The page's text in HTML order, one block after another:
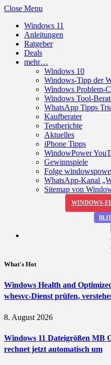
Close Menu
Windows 11
Anleitungen
Ratgeber
Deals
mehr…
Windows 10
Windows-Tipp der
Windows Problem-
Windows Tool-
WhatsApp Tipps
Kaufberater
Testberichte
Aktuelles
iPhone Tipps
WindowPower
Gewinnspiele
Folge
WhatsApp-Kanal
Sitemap von
WINDOWS-
What's Hot
Windows Health and
whesvc-Dienst prüfen,
8. August 2026
Windows 11 Dateigrößen MB
rechnet jetzt automatisch um